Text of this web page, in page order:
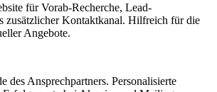
für Vorab-Recherche, Lead-
zusätzlicher Kontaktkanal. Hilfreich für die
Angebote.
des Ansprechpartners. Personalisierte